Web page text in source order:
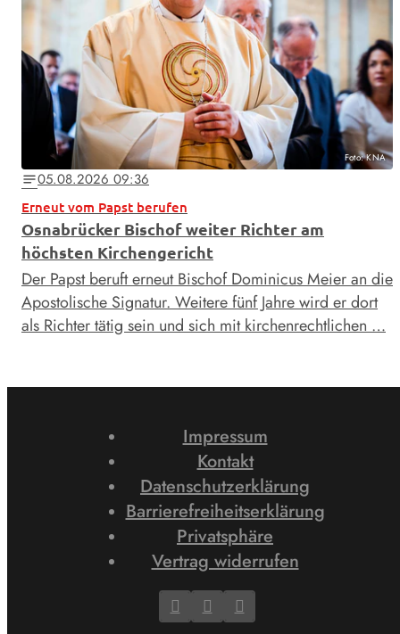
Foto: KNA
notes05.08.2026 09:36
Erneut vom Papst berufen
Osnabrücker Bischof weiter Richter am
höchsten Kirchengericht
Der Papst beruft erneut Bischof Dominicus Meier an die
Apostolische Signatur. Weitere fünf Jahre wird er dort
als Richter tätig sein und sich mit kirchenrechtlichen …
Impressum
Kontakt
Datenschutzerklärung
Barrierefreiheitserklärung
Privatsphäre
Vertrag widerrufen